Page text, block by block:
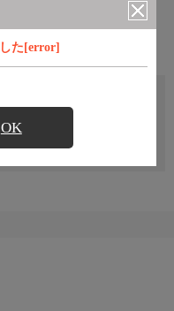
た[error]
OK
定はありません